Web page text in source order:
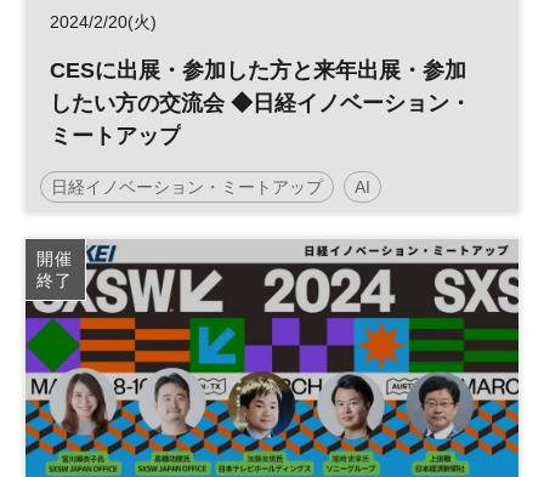
2024/2/20(火)
CESに出展・参加した方と来年出展・参加
したい方の交流会 ◆日経イノベーション・
ミートアップ
日経イノベーション・ミートアップ AI
テクノロジー CES スタートアップ
マーケティング グローバル デジタル
平日夜開催
開催
終了